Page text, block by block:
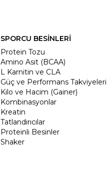
SPORCU BESİNLERİ
Protein Tozu
Amino Asit (BCAA)
L Karnitin ve CLA
Güç ve Performans Takviyeleri
Kilo ve Hacim (Gainer)
Kombinasyonlar
Kreatin
Tatlandırıcılar
Proteinli Besinler
Shaker